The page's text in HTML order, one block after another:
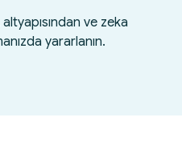
ve zeka
yararlanın.